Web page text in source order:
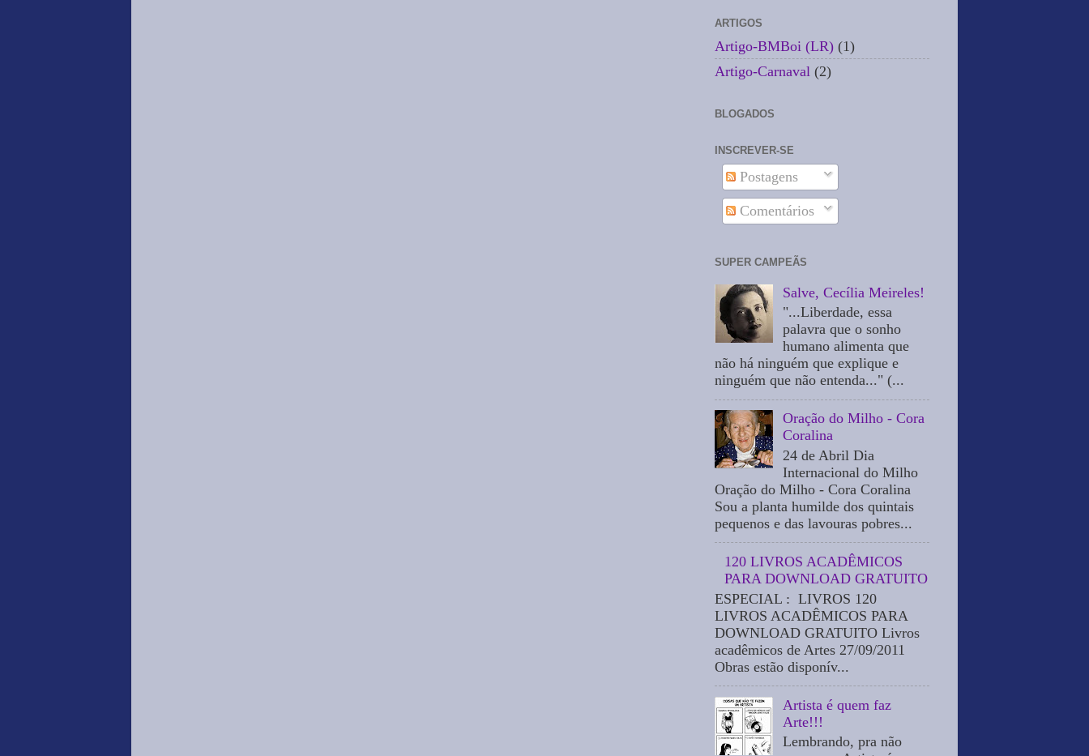
ARTIGOS
Artigo-BMBoi (LR) (1)
Artigo-Carnaval (2)
BLOGADOS
INSCREVER-SE
Postagens
Comentários
SUPER CAMPEÃS
Salve, Cecília Meireles!
"...Liberdade, essa
palavra que o sonho
humano alimenta que
não há ninguém que explique e
ninguém que não entenda..." (...
Oração do Milho - Cora
Coralina
24 de Abril Dia
Internacional do Milho
Oração do Milho - Cora Coralina
Sou a planta humilde dos quintais
pequenos e das lavouras pobres...
120 LIVROS ACADÊMICOS
PARA DOWNLOAD GRATUITO
ESPECIAL : LIVROS 120
LIVROS ACADÊMICOS PARA
DOWNLOAD GRATUITO Livros
acadêmicos de Artes 27/09/2011
Obras estão disponív...
Artista é quem faz
Arte!!!
Lembrando, pra não